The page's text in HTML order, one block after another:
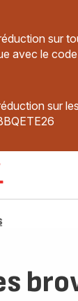
sur
avec le
sur